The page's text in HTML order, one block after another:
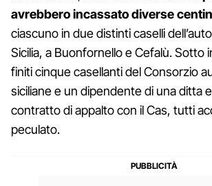
avrebbero incassato diverse
ciascuno in due distinti caselli
Sicilia, a Buonfornello e Cefalù. Sotto
finiti cinque casellanti del Consorzio
siciliane e un dipendente di una ditta
contratto di appalto con il Cas, tutti
peculato.